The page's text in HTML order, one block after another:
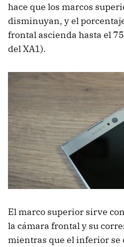
hace que los marcos
disminuyan, y el
frontal ascienda hasta el
del XA1).
El marco superior sirve
la cámara frontal y su
mientras que el inferior se